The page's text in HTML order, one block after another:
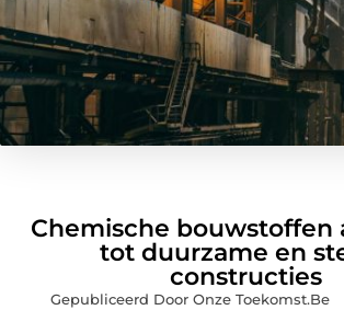
Chemische bouwstoffen
tot duurzame en
constructies
Gepubliceerd Door Onze Toekomst.Be